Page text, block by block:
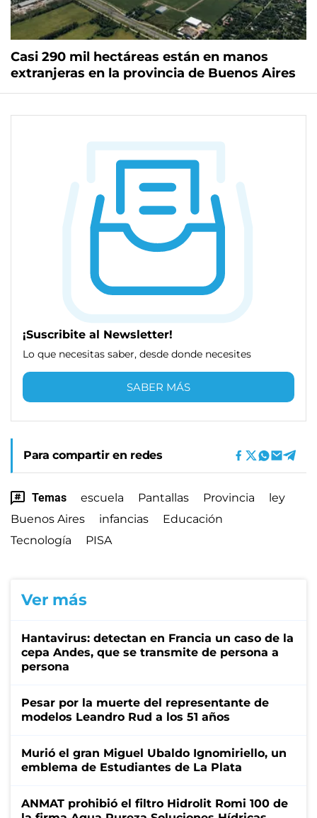
Casi 290 mil hectáreas están en manos
extranjeras en la provincia de Buenos Aires
¡Suscribite al Newsletter!
Lo que necesitas saber, desde donde necesites
SABER MÁS
Para compartir en redes
Temas escuela Pantallas Provincia
ley
Buenos Aires
infancias
Educación
Tecnología
PISA
Ver más
Hantavirus: detectan en Francia un caso de la
cepa Andes, que se transmite de persona a
persona
Pesar por la muerte del representante de
modelos Leandro Rud a los 51 años
Murió el gran Miguel Ubaldo Ignomiriello, un
emblema de Estudiantes de La Plata
ANMAT prohibió el filtro Hidrolit Romi 100 de